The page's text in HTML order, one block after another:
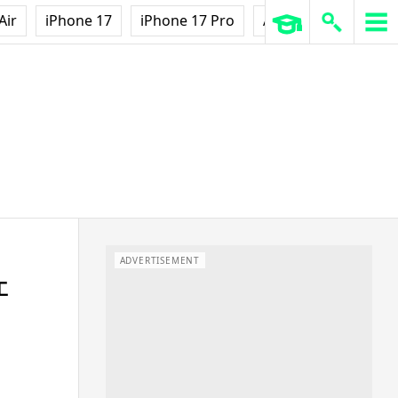
iPhone 17 iPhone 17 Pro AirPods Pro 3
ADVERTISEMENT